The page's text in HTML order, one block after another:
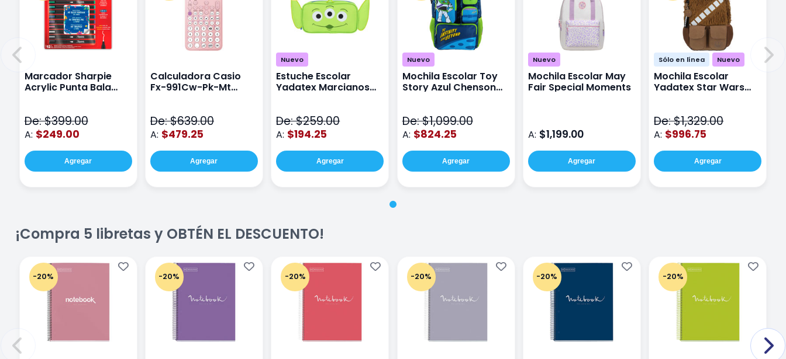
Marcador Sharpie
Acrylic Punta Bala
De: $399.00
A: $249.00
Agregar
Calculadora Casio
Fx-991Cw-Pk-Mt
De: $639.00
A: $479.25
Agregar
Nuevo
Estuche Escolar
Yadatex Marcianos
De: $259.00
A: $194.25
Agregar
Nuevo
Mochila Escolar Toy
Story Azul Chenson
De: $1,099.00
A: $824.25
Agregar
Nuevo
Mochila Escolar May
Fair Special Moments
A: $1,199.00
Agregar
Sólo en línea Nuevo
Mochila Escolar
Yadatex Star Wars
De: $1,329.00
A: $996.75
Agregar
¡Compra 5 libretas y OBTÉN EL DESCUENTO!
-20% -20% -20% -20% -20% -20%